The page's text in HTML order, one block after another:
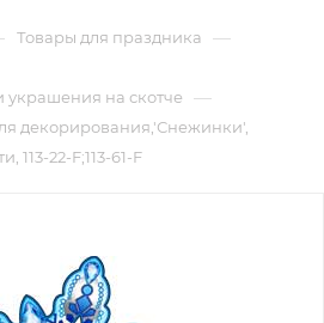
Товары для праздника —
украшения на скотче —
декорирования,'Снежинки',
113-22-F;113-61-F